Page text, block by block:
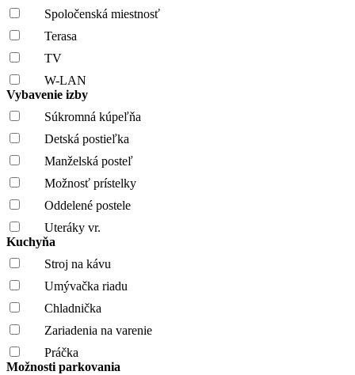
Spoločenská miestnosť
Terasa
TV
W-LAN
Vybavenie izby
Súkromná kúpeľňa
Detská postieľka
Manželská posteľ
Možnosť prístelky
Oddelené postele
Uteráky vr.
Kuchyňa
Stroj na kávu
Umývačka riadu
Chladnička
Zariadenia na varenie
Práčka
Možnosti parkovania